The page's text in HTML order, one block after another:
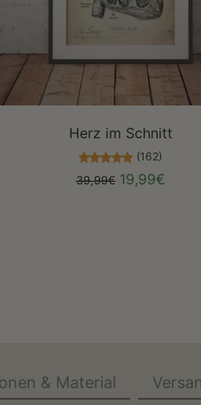
Herz im Schnitt
(162)
39,99€ 19,99€
& Material